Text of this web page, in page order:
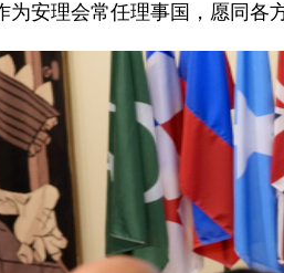
为安理会常任理事国，愿同各